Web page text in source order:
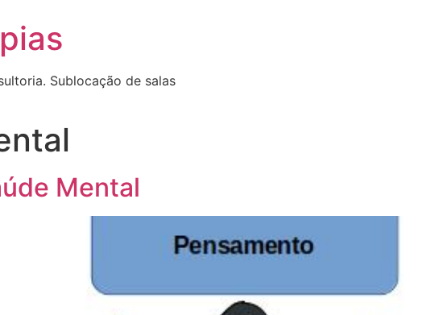
Sublocação de salas
Mental